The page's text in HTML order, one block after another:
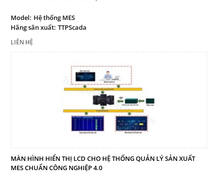
Model: Hệ thống MES
Hãng sãn xuất: TTPScada
LIÊN HỆ
MÀN HÌNH HIỂN THỊ LCD CHO HỆ THỐNG QUẢN LÝ SẢN XUẤT
MES CHUẨN CÔNG NGHIỆP 4.0
nghiệp
Bảng điện tử công nghiệp
Giải pháp quản lý sản xuất
tinh gọn
Bảng led hiển thị
Thiết bị cảnh báo
Thiết bị đo lường - Cảm biến
Dịch vụ
Liên hệ